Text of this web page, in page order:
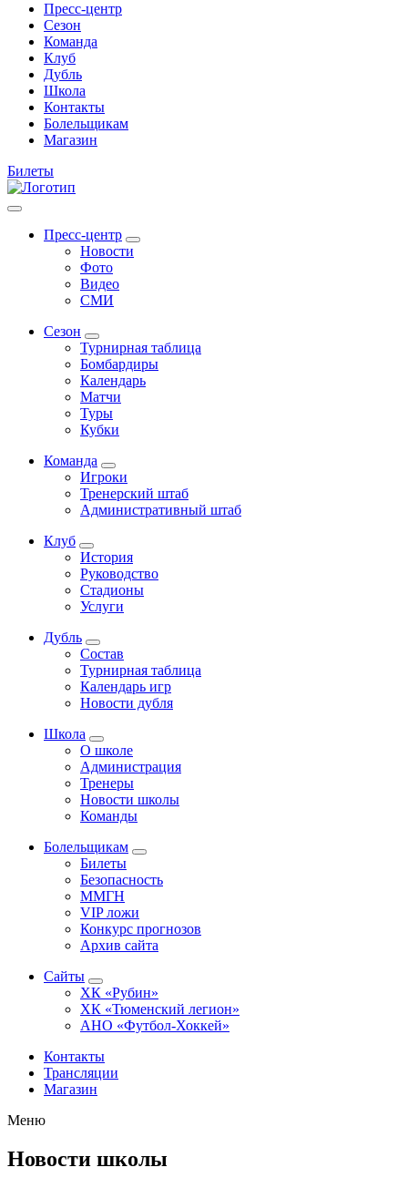
Пресс-центр
Сезон
Команда
Клуб
Дубль
Школа
Контакты
Болельщикам
Магазин
Билеты
Пресс-центр
Новости
Фото
Видео
СМИ
Сезон
Турнирная таблица
Бомбардиры
Календарь
Матчи
Туры
Кубки
Команда
Игроки
Тренерский штаб
Административный штаб
Клуб
История
Руководство
Стадионы
Услуги
Дубль
Состав
Турнирная таблица
Календарь игр
Новости дубля
Школа
О школе
Администрация
Тренеры
Новости школы
Команды
Болельщикам
Билеты
Безопасность
ММГН
VIP ложи
Конкурс прогнозов
Архив сайта
Сайты
ХК «Рубин»
ХК «Тюменский легион»
АНО «Футбол-Хоккей»
Контакты
Трансляции
Магазин
Меню
Новости школы